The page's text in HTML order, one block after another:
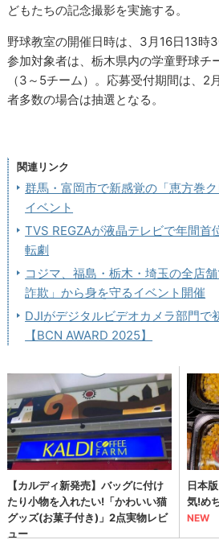
どもたちの記念撮影を実施する。
野球教室の開催日時は、3月16日13時
参加対象者は、栃木県内の学童野球チ
（3～5チーム）。応募受付期間は、2
者多数の場合は抽選となる。
関連リンク
群馬・富岡市で新感覚の「恵方巻
イベント
TVS REGZAが液晶テレビで年間首
転劇
コジマ、福島・栃木・埼玉の全店
詐欺」から身を守るイベント開催
DJIがデジタルビデオカメラ部門で
【BCN AWARD 2025】